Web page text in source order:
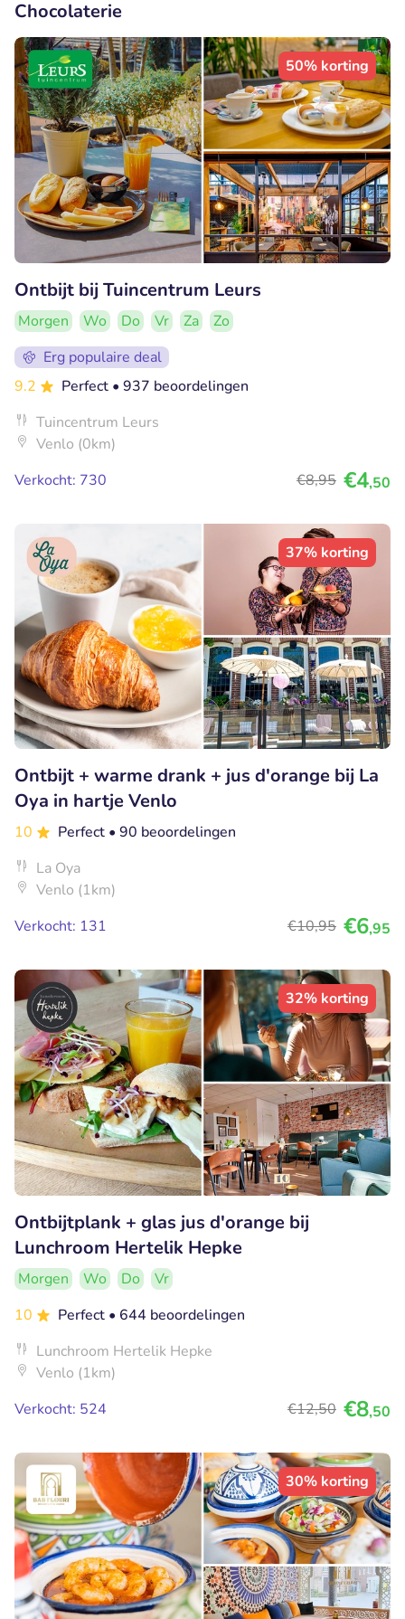
Chocolaterie
50% korting
Ontbijt bij Tuincentrum Leurs
Morgen Wo Do Vr Za
Zo
Erg populaire deal
9.2
Perfect • 937 beoordelingen
Tuincentrum Leurs
Venlo (0km)
Verkocht: 730
€8,95 €4,50
37% korting
Ontbijt + warme drank + jus d'orange bij La
Oya in hartje Venlo
10 Perfect • 90 beoordelingen
La Oya
Venlo (1km)
Verkocht: 131
€10,95 €6,95
32% korting
Ontbijtplank + glas jus d'orange bij
Lunchroom Hertelik Hepke
Morgen Wo Do
Vr
10
Perfect • 644 beoordelingen
Lunchroom Hertelik Hepke
Venlo (1km)
Verkocht: 524
€12,50 €8,50
30% korting